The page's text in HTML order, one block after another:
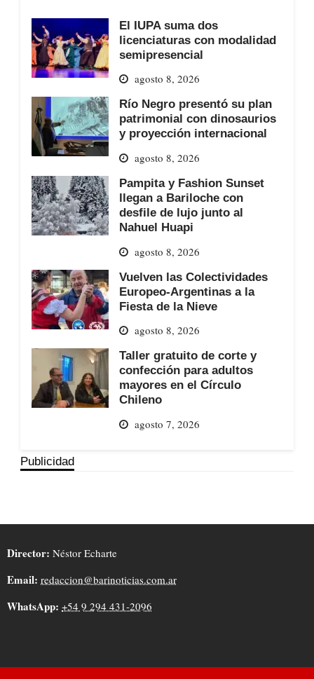
El IUPA suma dos
licenciaturas con modalidad
semipresencial
agosto 8, 2026
Río Negro presentó su plan
patrimonial con dinosaurios
y proyección internacional
agosto 8, 2026
Pampita y Fashion Sunset
llegan a Bariloche con
desfile de lujo junto al
Nahuel Huapi
agosto 8, 2026
Vuelven las Colectividades
Europeo-Argentinas a la
Fiesta de la Nieve
agosto 8, 2026
Taller gratuito de corte y
confección para adultos
mayores en el Círculo
Chileno
agosto 7, 2026
Publicidad
Director: Néstor Echarte
Email: redaccion@barinoticias.com.ar
WhatsApp: +54 9 294 431-2096